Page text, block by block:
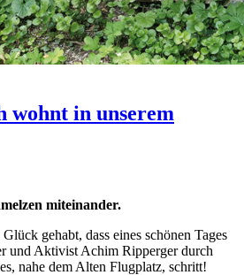
wohnt in unserem
miteinander.
gehabt, dass eines schönen Tages
und Aktivist Achim Ripperger durch
nahe dem Alten Flugplatz, schritt!